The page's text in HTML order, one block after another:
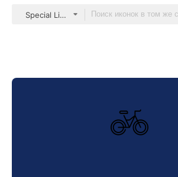
Special Lineal